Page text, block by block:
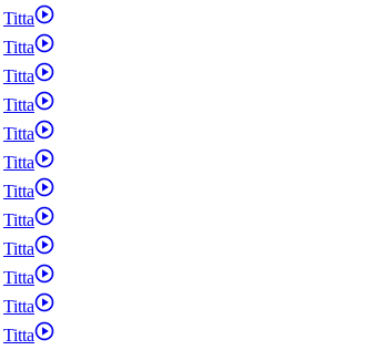
Titta
Titta
Titta
Titta
Titta
Titta
Titta
Titta
Titta
Titta
Titta
Titta